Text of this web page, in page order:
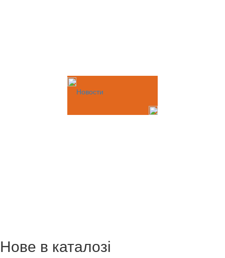
Новости
Нове в каталозі